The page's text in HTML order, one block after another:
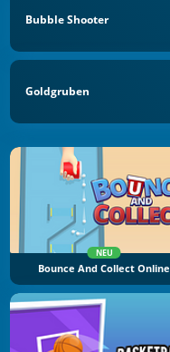
Bubble Shooter
Goldgruben
NEU
Bounce And Collect Online